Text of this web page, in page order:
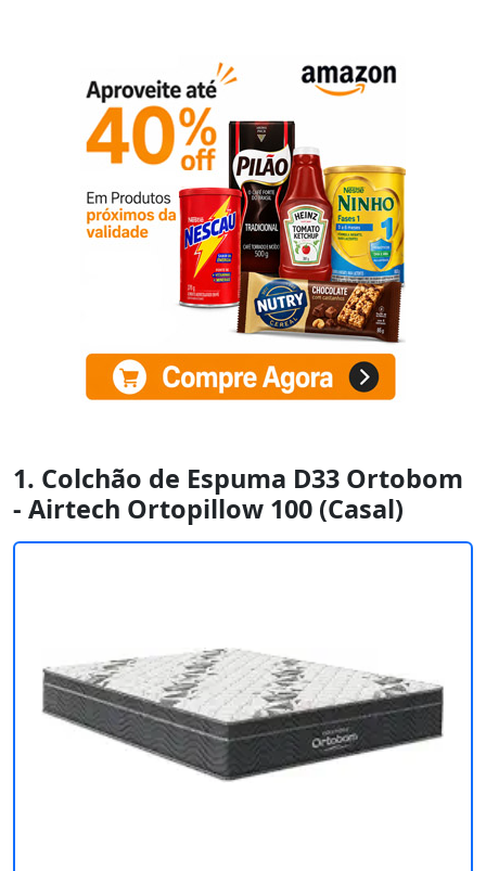
1. Colchão de Espuma D33 Ortobom
- Airtech Ortopillow 100 (Casal)